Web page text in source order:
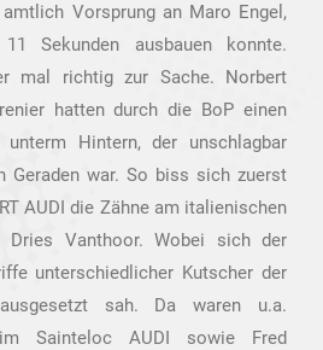
Vorsprung an Maro Engel,
Sekunden ausbauen konnte.
mal richtig zur Sache. Norbert
hatten durch die BoP einen
unterm Hintern, der unschlagbar
Geraden war. So biss sich zuerst
AUDI die Zähne am italienischen
Vanthoor. Wobei sich der
unterschiedlicher Kutscher der
sah. Da waren u.a.
Sainteloc AUDI sowie Fred